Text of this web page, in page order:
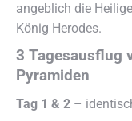
angeblich die
König Herodes.
3 Tagesausflug
Pyramiden
Tag 1 & 2 –